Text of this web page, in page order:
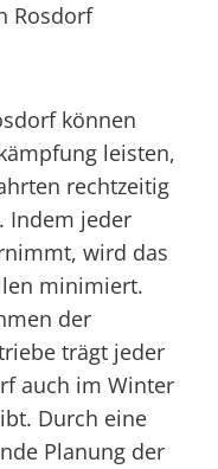
Rosdorf
können
leisten,
rechtzeitig
Indem jeder
wird das
minimiert.
der
trägt jeder
auch im Winter
Durch eine
Planung der